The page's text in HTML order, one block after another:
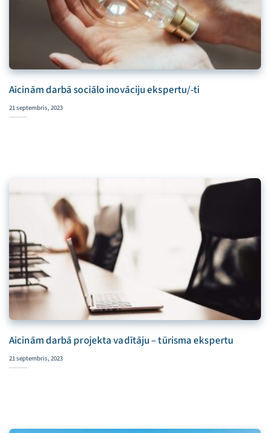
Aicinām darbā sociālo inovāciju ekspertu/-ti
21 septembris, 2023
Aicinām darbā projekta vadītāju – tūrisma ekspertu
21 septembris, 2023